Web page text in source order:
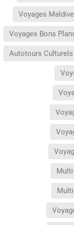
Voyages
Voyages Bons
Autotours